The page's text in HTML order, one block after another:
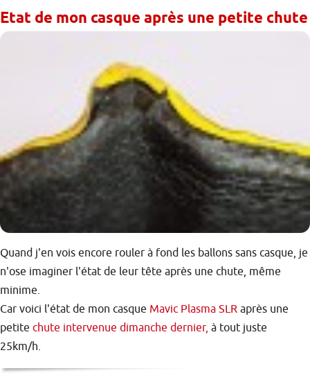
Etat de mon casque après une petite chute
Quand j'en vois encore rouler à fond les ballons sans casque, je
n'ose imaginer l'état de leur tête après une chute, même
minime.
Car voici l'état de mon casque Mavic Plasma SLR après une
petite chute intervenue dimanche dernier, à tout juste
25km/h.